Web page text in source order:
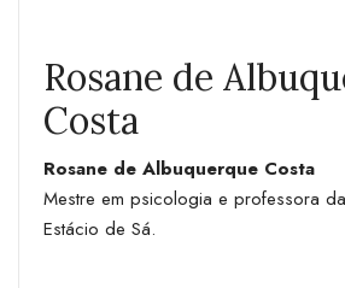
Rosane de
Costa
Rosane de Albuquerque Costa
Mestre em psicologia e professora
Estácio de Sá.